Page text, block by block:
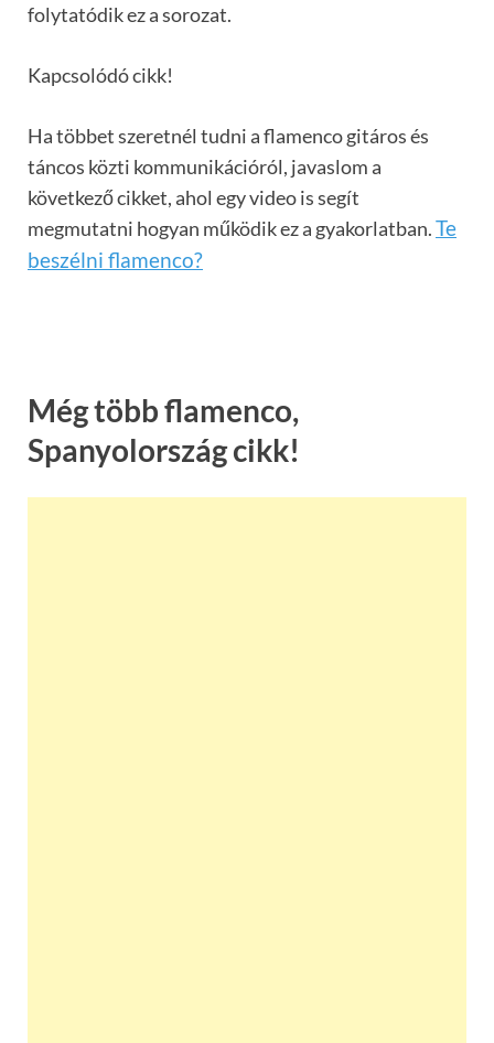
folytatódik ez a sorozat.
Kapcsolódó cikk!
Ha többet szeretnél tudni a flamenco gitáros és
táncos közti kommunikációról, javaslom a
következő cikket, ahol egy video is segít
megmutatni hogyan működik ez a gyakorlatban.Te
beszélni flamenco?
Még több flamenco,
Spanyolország cikk!